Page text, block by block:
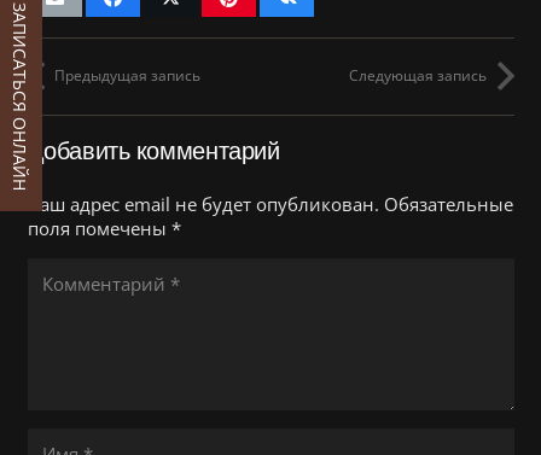
Предыдущая запись Следующая запись
Добавить комментарий
Ваш адрес email не будет опубликован. Обязательные
поля помечены *
ЗАПИСАТЬСЯ ОНЛАЙН